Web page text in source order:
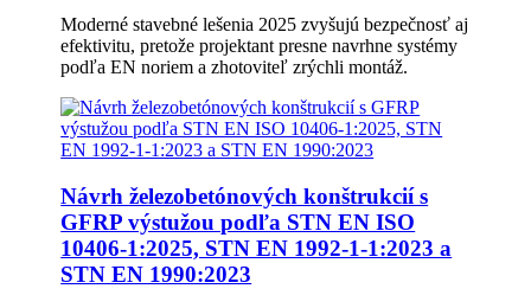
Moderné stavebné lešenia 2025 zvyšujú bezpečnosť aj
efektivitu, pretože projektant presne navrhne systémy
podľa EN noriem a zhotoviteľ zrýchli montáž.
Návrh železobetónových konštrukcií s
GFRP výstužou podľa STN EN ISO
10406-1:2025, STN EN 1992-1-1:2023 a
STN EN 1990:2023